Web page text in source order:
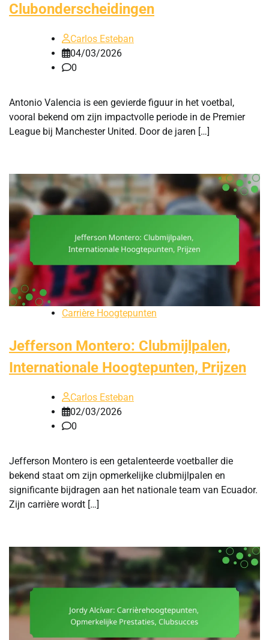
Clubonderscheidingen
Carlos Esteban
04/03/2026
0
Antonio Valencia is een gevierde figuur in het voetbal,
vooral bekend om zijn impactvolle periode in de Premier
League bij Manchester United. Door de jaren […]
Carrière Hoogtepunten
Jefferson Montero: Clubmijlpalen,
Internationale Hoogtepunten, Prijzen
Carlos Esteban
02/03/2026
0
Jefferson Montero is een getalenteerde voetballer die
bekend staat om zijn opmerkelijke clubmijlpalen en
significante bijdragen aan het nationale team van Ecuador.
Zijn carrière wordt […]